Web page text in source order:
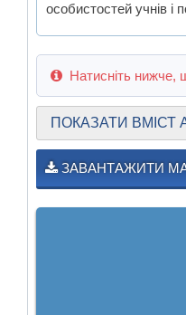
особистостей учнів і
Натисніть нижче,
ПОКАЗАТИ ВМІСТ
ЗАВАНТАЖИТИ